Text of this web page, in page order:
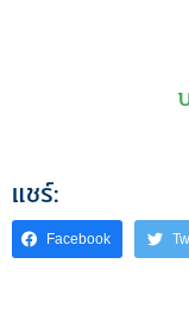
แชร์:
Facebook